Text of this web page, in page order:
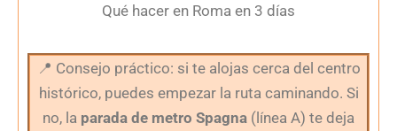
Qué hacer en Roma en 3 días
📍 Consejo práctico: si te alojas cerca del centro
histórico, puedes empezar la ruta caminando. Si
no, la parada de metro Spagna (línea A) te deja